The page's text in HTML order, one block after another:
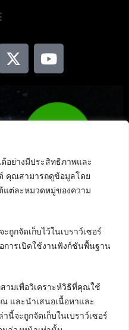
อย่างมีประสิทธิภาพและ
คุณสามารถดูข้อมูลโดย
แต่ละหมวดหมู่ของความ
จะถูกจัดเก็บไว้ในเบราว์เซอร์
ารเปิดใช้งานฟังก์ชันพื้นฐาน
ามเพื่อวิเคราะห์วิธีที่คุณใช้
และนำเสนอเนื้อหาและ
จะถูกจัดเก็บในเบราว์เซอร์